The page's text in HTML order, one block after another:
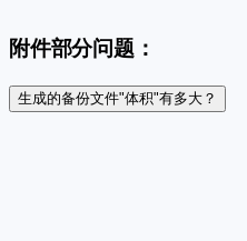
附件部分问题：
生成的备份文件"体积"有多大？